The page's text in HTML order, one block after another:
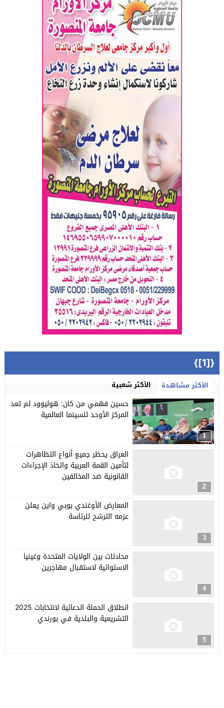
{[1]}
الأكثر مشاهدة الأكثر شعبية
1
حسين فهمي من كان: هوليوود لم تعد
المركز الأوحد للسينما العالمية
2
العراق يحظر جميع أنواع التظاهرات
لتأمين القمة العربية واتخاذ الإجراءات
القانونية ضد المخالفين
3
المعارض الأوغندي بوبي واين يعلن
عزمه الترشح للرئاسة
4
محادثات بين الولايات المتحدة وغينيا
الاستوائية لاستقبال مهاجرين
5
انطلاق الحملة الدعائية لانتخابات 2025
التشريعية والبلدية في بورندي